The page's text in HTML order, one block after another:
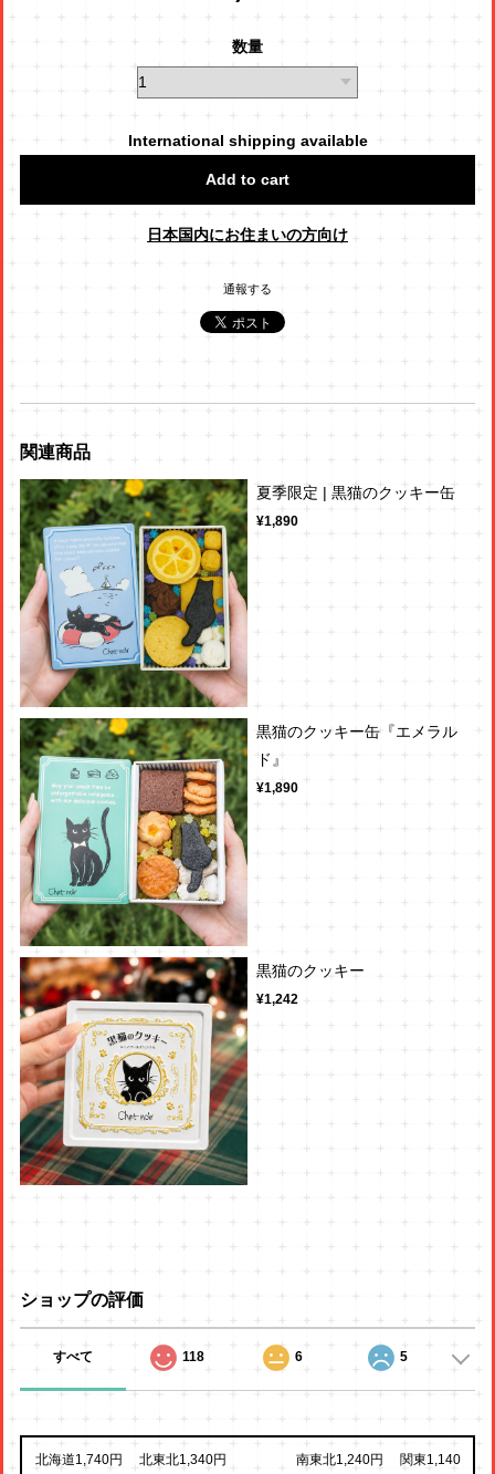
数量
International shipping available
Add to cart
日本国内にお住まいの方向け
通報する
関連商品
夏季限定 | 黒猫のクッキー缶
¥1,890
黒猫のクッキー缶『エメラル
ド』
¥1,890
黒猫のクッキー
¥1,242
ショップの評価
すべて 118 6 5
北海道1,740円 北東北1,340円 南東北1,240円 関東1,140